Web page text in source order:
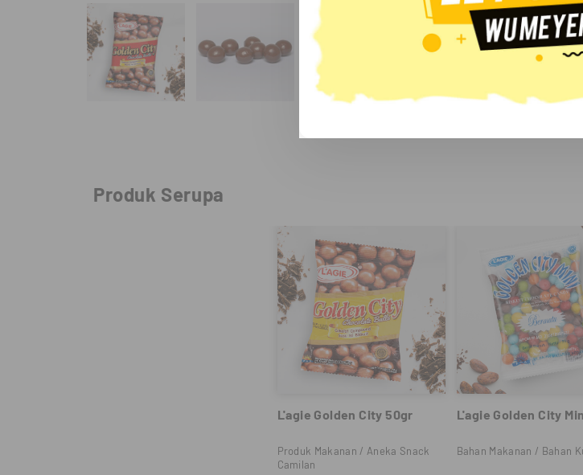
cocok untuk Anda yang lebih suka
Tersedia produk L'agie Golden City
Produk Serupa
L'agie Golden City 50gr
Produk Makanan / Aneka Snack
Camilan
L'agie Golden City
Bahan Makanan / Bahan